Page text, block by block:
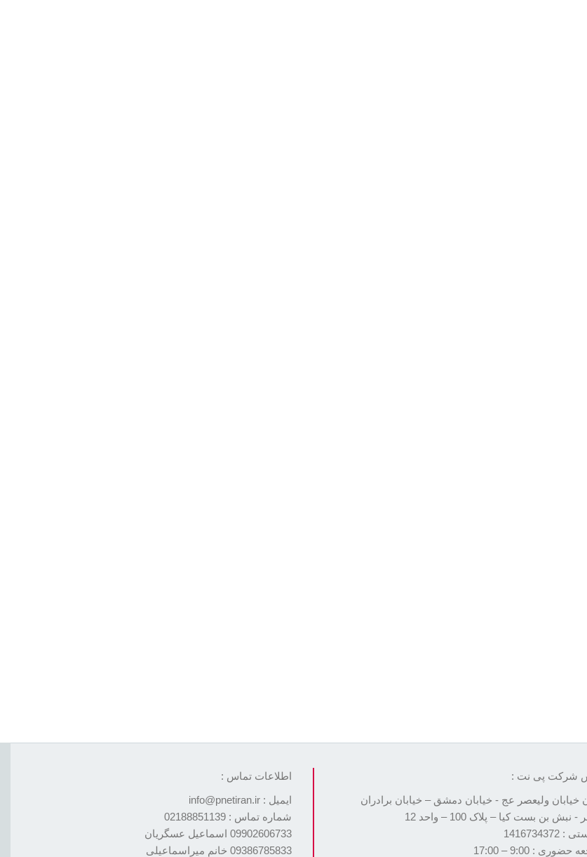
اطلاعات تماس :
ایمیل : info@pnetiran.ir
شماره تماس : 02188851139
09902606733 اسماعیل عسگریان
09386785833 خانم میراسماعیلی
شرکت پی نت :
خیابان ولیعصر عج - خیابان دمشق – خیابان برادران
نبش بن بست کیا – پلاک 100 – واحد 12
: 9:00 – 17:00